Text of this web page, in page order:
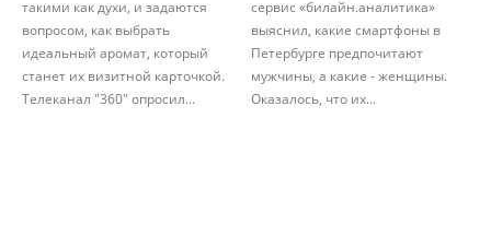
такими как духи, и задаются
вопросом, как выбрать
идеальный аромат, который
станет их визитной карточкой.
Телеканал "360" опросил...
сервис «билайн.аналитика»
выяснил, какие смартфоны в
Петербурге предпочитают
мужчины, а какие - женщины.
Оказалось, что их...